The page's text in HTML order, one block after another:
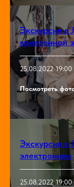
Экскурсия в
криогенной
25.08.2022 19:00
Посмотреть
Экскурсия
электроники
25.08.2022 19:00